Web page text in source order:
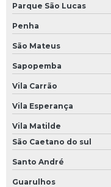
Reparo de placas eletrônicas
Reparo de sensores
Reparo de servo motor
Reparo eletrônica industrial
Sensor óptico industrial
Sensores ópticos
Sensores ópticos de barreira
Servo drive resolver
Servo motor com encoder
Parque São Lucas
Penha
São Mateus
Sapopemba
Vila Carrão
Vila Esperança
Vila Matilde
São Caetano do sul
Santo André
Guarulhos